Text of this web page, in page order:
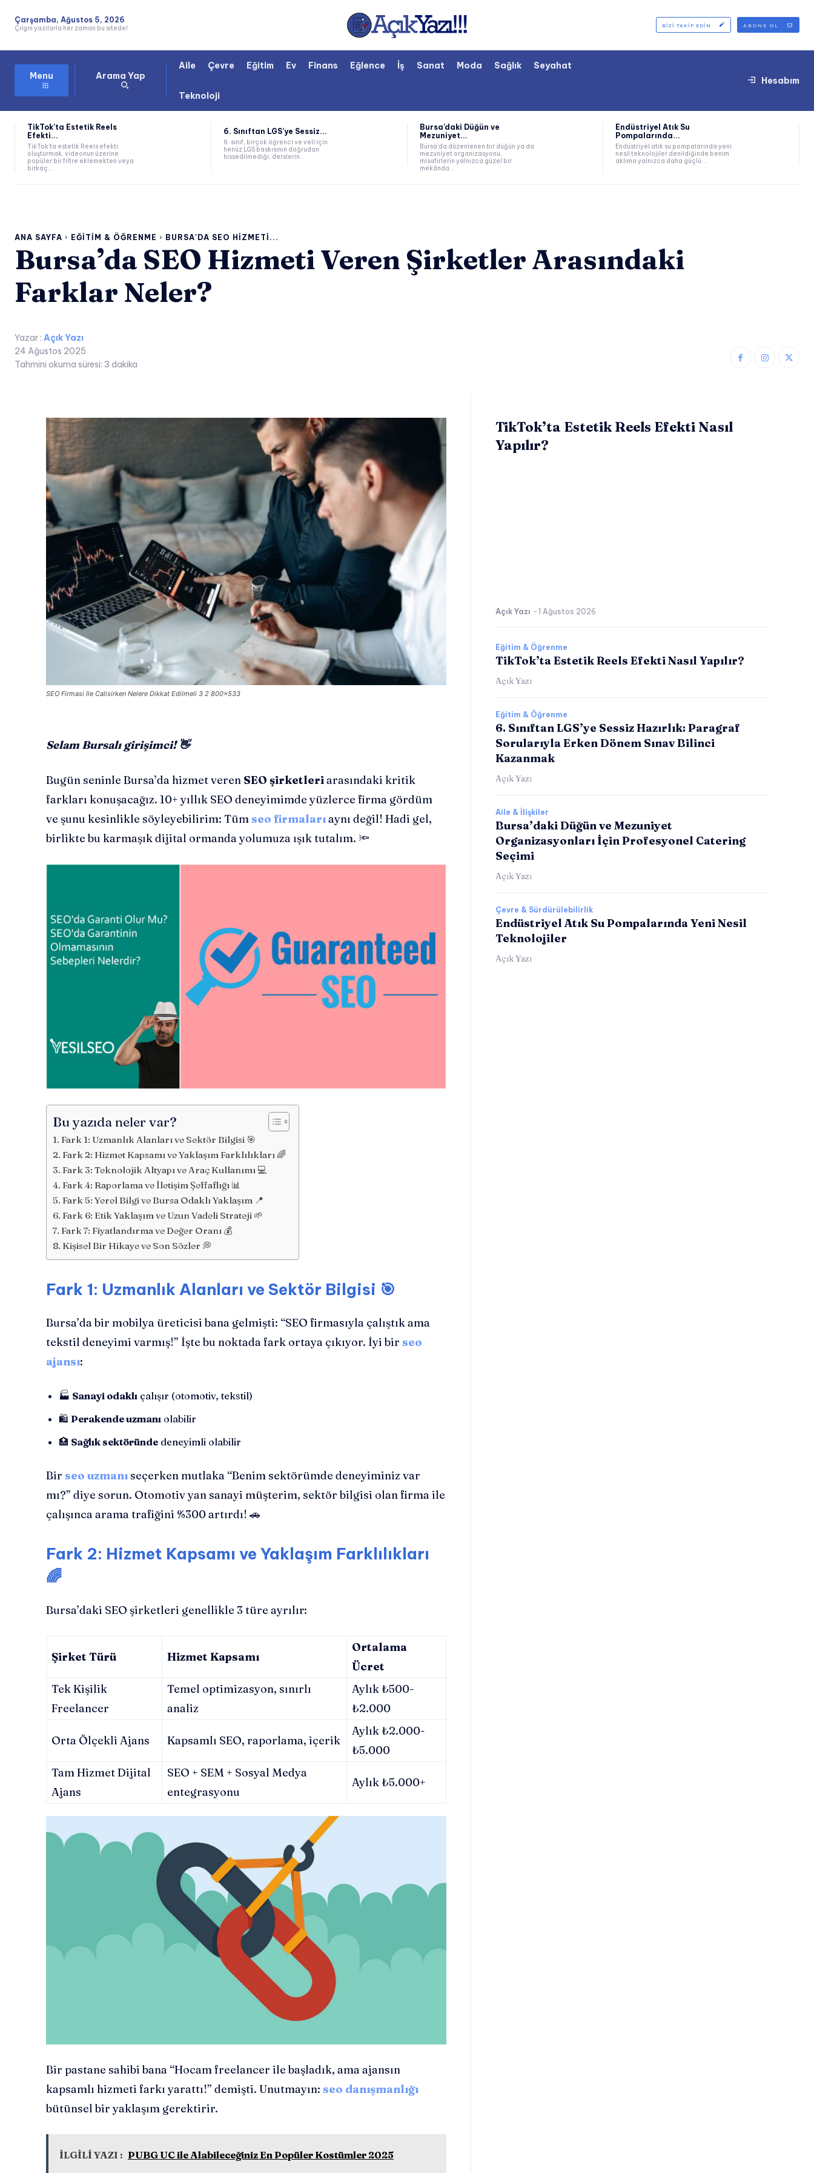
Çarşamba, Ağustos 5, 2026
Çılgın yazılarla her zaman bu sitede! BIZI TAKIP EDIN ABONE OL
Menu Arama Yap
Aile Çevre Eğitim Ev Finans Eğlence İş Sanat Moda Sağlık Seyahat
Teknoloji
Hesabım
TikTok’ta Estetik Reels
Efekti...
TikTok’ta estetik Reels efekti
oluşturmak, videonun üzerine
popüler bir filtre eklemekten veya
birkaç...
6. Sınıftan LGS’ye Sessiz...
6. sınıf, birçok öğrenci ve veli için
henüz LGS baskısının doğrudan
hissedilmediği, derslerin...
Bursa’daki Düğün ve
Mezuniyet...
Bursa’da düzenlenen bir düğün ya da
mezuniyet organizasyonu,
misafirlerin yalnızca güzel bir
mekânda...
Endüstriyel Atık Su
Pompalarında...
Endüstriyel atık su pompalarında yeni
nesil teknolojiler denildiğinde benim
aklıma yalnızca daha güçlü...
ANA SAYFA EĞITIM & ÖĞRENME BURSA'DA SEO HIZMETI...
Bursa’da SEO Hizmeti Veren Şirketler Arasındaki
Farklar Neler?
Yazar : Açık Yazı
24 Ağustos 2025
Tahmini okuma süresi: 3 dakika
SEO Firmasi Ile Calisirken Nelere Dikkat Edilmeli 3 2 800x533
Selam Bursalı girişimci! 👋
Bugün seninle Bursa’da hizmet veren SEO şirketleriarasındaki kritik
farkları konuşacağız. 10+ yıllık SEO deneyimimde yüzlerce firma gördüm
ve şunu kesinlikle söyleyebilirim: Tümseo firmalarıaynı değil! Hadi gel,
birlikte bu karmaşık dijital ormanda yolumuza ışık tutalım. 🔦
Bu yazıda neler var?
Fark 1: Uzmanlık Alanları ve Sektör Bilgisi 🎯
Fark 2: Hizmet Kapsamı ve Yaklaşım Farklılıkları 🌈
Fark 3: Teknolojik Altyapı ve Araç Kullanımı 💻
Fark 4: Raporlama ve İletişim Şeffaflığı 📊
Fark 5: Yerel Bilgi ve Bursa Odaklı Yaklaşım 📍
Fark 6: Etik Yaklaşım ve Uzun Vadeli Strateji 🌱
Fark 7: Fiyatlandırma ve Değer Oranı 💰
Kişisel Bir Hikaye ve Son Sözler 💭
Fark 1: Uzmanlık Alanları ve Sektör Bilgisi 🎯
Bursa’da bir mobilya üreticisi bana gelmişti: “SEO firmasıyla çalıştık ama
tekstil deneyimi varmış!” İşte bu noktada fark ortaya çıkıyor. İyi bir seo
ajansı:
🏭 Sanayi odaklı çalışır (otomotiv, tekstil)
🛍️ Perakende uzmanı olabilir
🏥 Sağlık sektöründe deneyimli olabilir
Bir seo uzmanıseçerken mutlaka “Benim sektörümde deneyiminiz var
mı?” diye sorun. Otomotiv yan sanayi müşterim, sektör bilgisi olan firma ile
çalışınca arama trafiğini %300 artırdı! 🚗
Fark 2: Hizmet Kapsamı ve Yaklaşım Farklılıkları
🌈
Bursa’daki SEO şirketleri genellikle 3 türe ayrılır:
Şirket Türü Hizmet Kapsamı
Ortalama
Ücret
Tek Kişilik
Freelancer
Temel optimizasyon, sınırlı
analiz
Aylık ₺500-
₺2.000
Orta Ölçekli Ajans Kapsamlı SEO, raporlama, içerik
Aylık ₺2.000-
₺5.000
Tam Hizmet Dijital
Ajans
SEO + SEM + Sosyal Medya
entegrasyonu
Aylık ₺5.000+
Bir pastane sahibi bana “Hocam freelancer ile başladık, ama ajansın
kapsamlı hizmeti farkı yarattı!” demişti. Unutmayın: seo danışmanlığı
bütünsel bir yaklaşım gerektirir.
İLGİLİ YAZI : PUBG UC ile Alabileceğiniz En Popüler Kostümler 2025
TikTok’ta Estetik Reels Efekti Nasıl
Yapılır?
Açık Yazı - 1 Ağustos 2026
Eğitim & Öğrenme
TikTok’ta Estetik Reels Efekti Nasıl Yapılır?
Açık Yazı
Eğitim & Öğrenme
6. Sınıftan LGS’ye Sessiz Hazırlık: Paragraf
Sorularıyla Erken Dönem Sınav Bilinci
Kazanmak
Açık Yazı
Aile & İlişkiler
Bursa’daki Düğün ve Mezuniyet
Organizasyonları İçin Profesyonel Catering
Seçimi
Açık Yazı
Çevre & Sürdürülebilirlik
Endüstriyel Atık Su Pompalarında Yeni Nesil
Teknolojiler
Açık Yazı